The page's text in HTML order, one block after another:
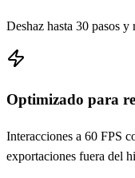
Deshaz hasta 30 pasos y
Optimizado para
Interacciones a 60 FPS
exportaciones fuera del